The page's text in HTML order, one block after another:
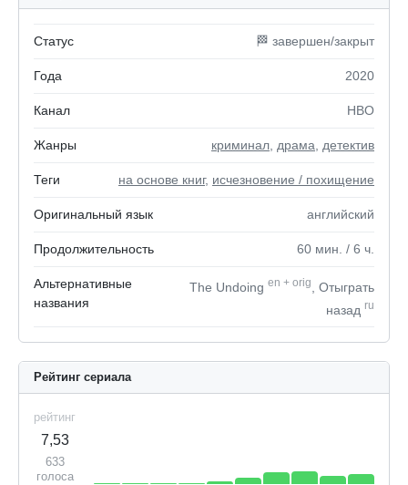
Статус 🏁 завершен/закрыт
Года 2020
Канал HBO
Жанры криминал драма детектив
Теги на основе книг, исчезновение / похищение
Оригинальный язык английский
Продолжительность 60 мин. / 6 ч.
Альтернативные
названия
The Undoing en + orig
, Отыграть
назад ru
Рейтинг сериала
рейтинг
7,53
633
голоса